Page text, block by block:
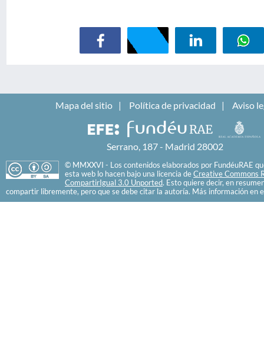
Mapa del sitio Política de privacidad Aviso
Serrano, 187 - Madrid 28002
© MMXXVI - Los contenidos elaborados por FundéuRAE
esta web lo hacen bajo una licencia de Creative Commons
CompartirIgual 3.0 Unported. Esto quiere decir, en
compartir libremente, pero que se debe citar la autoría. Más información en